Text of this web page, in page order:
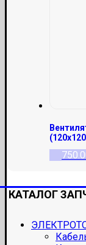
КАТАЛОГ